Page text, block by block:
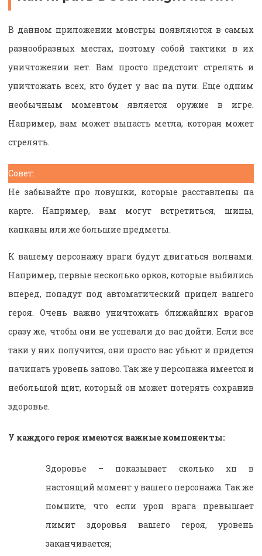
В данном приложении монстры появляются в самых
разнообразных местах, поэтому собой тактики в их
уничтожении нет. Вам просто предстоит стрелять и
уничтожать всех, кто будет у вас на пути. Еще одним
необычным моментом является оружие в игре.
Например, вам может выпасть метла, которая может
стрелять.
Совет:
Не забывайте про ловушки, которые расставлены на
карте. Например, вам могут встретиться, шипы,
капканы или же большие предметы.
К вашему персонажу враги будут двигаться волнами.
Например, первые несколько орков, которые выбились
вперед, попадут под автоматический прицел вашего
героя. Очень важно уничтожать ближайших врагов
сразу же, чтобы они не успевали до вас дойти. Если все
таки у них получится, они просто вас убьют и придется
начинать уровень заново. Так же у персонажа имеется и
небольшой щит, который он может потерять сохранив
здоровье.
У каждого героя имеются важные компоненты:
Здоровье – показывает сколько хп в
настоящий момент у вашего персонажа. Так же
помните, что если урон врага превышает
лимит здоровья вашего героя, уровень
заканчивается;